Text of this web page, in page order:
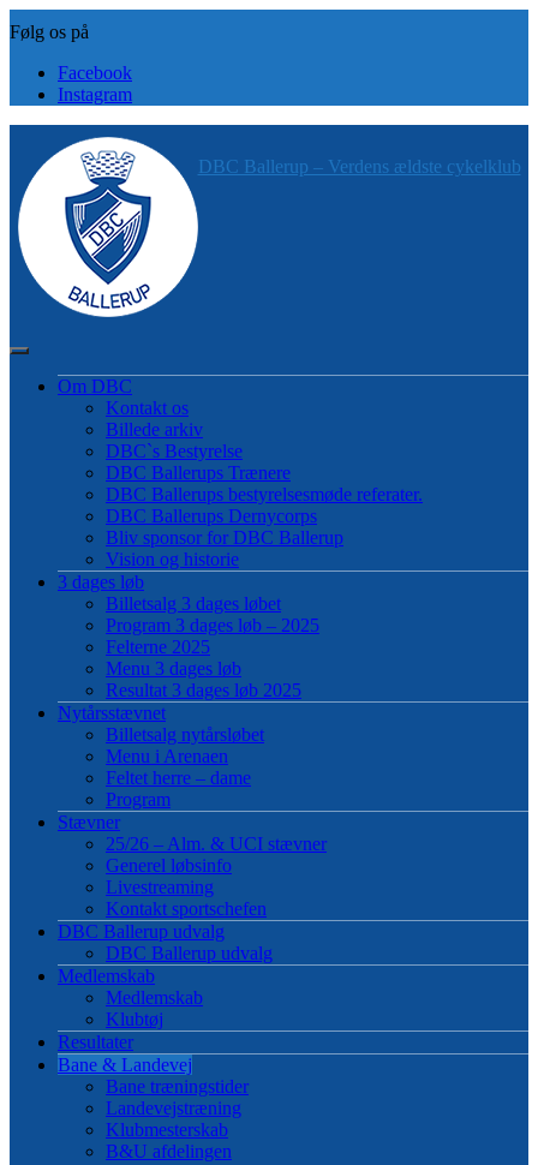
to
content
Facebook
Instagram
DBC Ballerup – Verdens ældste cykelklub
Om DBC
Kontakt os
Billede arkiv
DBC`s Bestyrelse
DBC Ballerups Trænere
DBC Ballerups bestyrelsesmøde referater.
DBC Ballerups Dernycorps
Bliv sponsor for DBC Ballerup
Vision og historie
3 dages løb
Billetsalg 3 dages løbet
Program 3 dages løb – 2025
Felterne 2025
Menu 3 dages løb
Resultat 3 dages løb 2025
Nytårsstævnet
Billetsalg nytårsløbet
Menu i Arenaen
Feltet herre – dame
Program
Stævner
25/26 – Alm. & UCI stævner
Generel løbsinfo
Livestreaming
Kontakt sportschefen
DBC Ballerup udvalg
DBC Ballerup udvalg
Medlemskab
Medlemskab
Klubtøj
Resultater
Bane & Landevej
Bane træningstider
Landevejstræning
Klubmesterskab
B&U afdelingen